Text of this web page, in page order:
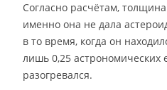
Согласно расчётам,
именно она не дала
в то время, когда он
лишь 0,25 астрономических
разогревался.